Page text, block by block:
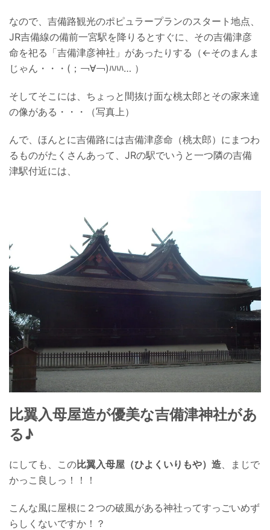
なので、吉備路観光のポピュラープランのスタート地点、
JR吉備線の備前一宮駅を降りるとすぐに、その吉備津彦
命を祀る「吉備津彦神社」があったりする（←そのまんま
じゃん・・・(；￢∀￢)ﾊﾊﾊ… ）
そしてそこには、ちょっと間抜け面な桃太郎とその家来達
の像がある・・・（写真上）
んで、ほんとに吉備路には吉備津彦命（桃太郎）にまつわ
るものがたくさんあって、JRの駅でいうと一つ隣の吉備
津駅付近には、
比翼入母屋造が優美な吉備津神社があ
る♪
にしても、この比翼入母屋（ひよくいりもや）造 、まじで
かっこ良しっ！！！
こんな風に屋根に２つの破風がある神社ってすっごいめず
らしくないですか！？